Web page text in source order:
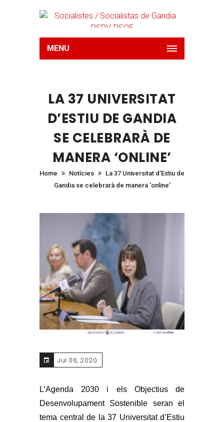
MENU
LA 37 UNIVERSITAT
D’ESTIU DE GANDIA
SE CELEBRARÀ DE
MANERA ‘ONLINE’
Home Notícies
La 37 Universitat d’Estiu de
Gandia se celebrarà de manera ‘online’
Jul 06, 2020
L’Agenda 2030 i els Objectius de
Desenvolupament Sostenible seran el
tema central de la 37 Universitat d’Estiu